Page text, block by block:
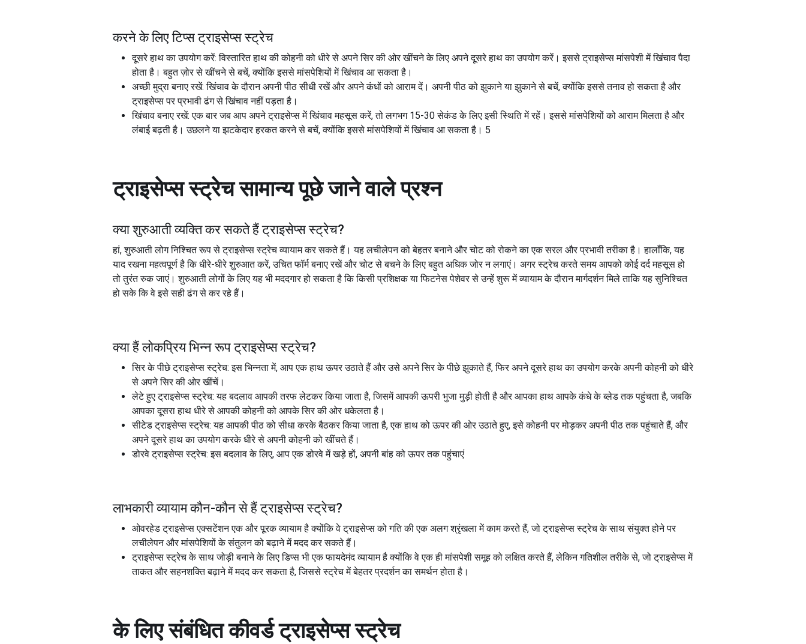
करने के लिए टिप्स ट्राइसेप्स स्ट्रेच
दूसरे हाथ का उपयोग करें: विस्तारित हाथ की कोहनी को धीरे से अपने सिर की ओर खींचने के लिए अपने दूसरे हाथ का उपयोग करें। इससे ट्राइसेप्स मांसपेशी में खिंचाव पैदा
होता है। बहुत ज़ोर से खींचने से बचें, क्योंकि इससे मांसपेशियों में खिंचाव आ सकता है।
अच्छी मुद्रा बनाए रखें: खिंचाव के दौरान अपनी पीठ सीधी रखें और अपने कंधों को आराम दें। अपनी पीठ को झुकाने या झुकाने से बचें, क्योंकि इससे तनाव हो सकता है और
ट्राइसेप्स पर प्रभावी ढंग से खिंचाव नहीं पड़ता है।
खिंचाव बनाए रखें: एक बार जब आप अपने ट्राइसेप्स में खिंचाव महसूस करें, तो लगभग 15-30 सेकंड के लिए इसी स्थिति में रहें। इससे मांसपेशियों को आराम मिलता है और
लंबाई बढ़ती है। उछलने या झटकेदार हरकत करने से बचें, क्योंकि इससे मांसपेशियों में खिंचाव आ सकता है। 5
ट्राइसेप्स स्ट्रेच सामान्य पूछे जाने वाले प्रश्न
क्या शुरुआती व्यक्ति कर सकते हैं ट्राइसेप्स स्ट्रेच?
हां, शुरुआती लोग निश्चित रूप से ट्राइसेप्स स्ट्रेच व्यायाम कर सकते हैं। यह लचीलेपन को बेहतर बनाने और चोट को रोकने का एक सरल और प्रभावी तरीका है। हालाँकि, यह
याद रखना महत्वपूर्ण है कि धीरे-धीरे शुरुआत करें, उचित फॉर्म बनाए रखें और चोट से बचने के लिए बहुत अधिक जोर न लगाएं। अगर स्ट्रेच करते समय आपको कोई दर्द महसूस हो
तो तुरंत रुक जाएं। शुरुआती लोगों के लिए यह भी मददगार हो सकता है कि किसी प्रशिक्षक या फिटनेस पेशेवर से उन्हें शुरू में व्यायाम के दौरान मार्गदर्शन मिले ताकि यह सुनिश्चित
हो सके कि वे इसे सही ढंग से कर रहे हैं।
क्या हैं लोकप्रिय भिन्न रूप ट्राइसेप्स स्ट्रेच?
सिर के पीछे ट्राइसेप्स स्ट्रेच: इस भिन्नता में, आप एक हाथ ऊपर उठाते हैं और उसे अपने सिर के पीछे झुकाते हैं, फिर अपने दूसरे हाथ का उपयोग करके अपनी कोहनी को धीरे
से अपने सिर की ओर खींचें।
लेटे हुए ट्राइसेप्स स्ट्रेच: यह बदलाव आपकी तरफ लेटकर किया जाता है, जिसमें आपकी ऊपरी भुजा मुड़ी होती है और आपका हाथ आपके कंधे के ब्लेड तक पहुंचता है, जबकि
आपका दूसरा हाथ धीरे से आपकी कोहनी को आपके सिर की ओर धकेलता है।
सीटेड ट्राइसेप्स स्ट्रेच: यह आपकी पीठ को सीधा करके बैठकर किया जाता है, एक हाथ को ऊपर की ओर उठाते हुए, इसे कोहनी पर मोड़कर अपनी पीठ तक पहुंचाते हैं, और
अपने दूसरे हाथ का उपयोग करके धीरे से अपनी कोहनी को खींचते हैं।
डोरवे ट्राइसेप्स स्ट्रेच: इस बदलाव के लिए, आप एक डोरवे में खड़े हों, अपनी बांह को ऊपर तक पहुंचाएं
लाभकारी व्यायाम कौन-कौन से हैं ट्राइसेप्स स्ट्रेच?
ओवरहेड ट्राइसेप्स एक्सटेंशन एक और पूरक व्यायाम है क्योंकि वे ट्राइसेप्स को गति की एक अलग श्रृंखला में काम करते हैं, जो ट्राइसेप्स स्ट्रेच के साथ संयुक्त होने पर
लचीलेपन और मांसपेशियों के संतुलन को बढ़ाने में मदद कर सकते हैं।
ट्राइसेप्स स्ट्रेच के साथ जोड़ी बनाने के लिए डिप्स भी एक फायदेमंद व्यायाम है क्योंकि वे एक ही मांसपेशी समूह को लक्षित करते हैं, लेकिन गतिशील तरीके से, जो ट्राइसेप्स में
ताकत और सहनशक्ति बढ़ाने में मदद कर सकता है, जिससे स्ट्रेच में बेहतर प्रदर्शन का समर्थन होता है।
के लिए संबंधित कीवर्ड ट्राइसेप्स स्ट्रेच